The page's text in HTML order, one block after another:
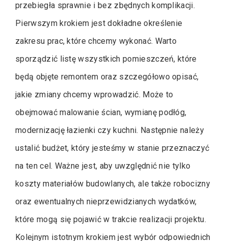
przebiegła sprawnie i bez zbędnych komplikacji.
Pierwszym krokiem jest dokładne określenie
zakresu prac, które chcemy wykonać. Warto
sporządzić listę wszystkich pomieszczeń, które
będą objęte remontem oraz szczegółowo opisać,
jakie zmiany chcemy wprowadzić. Może to
obejmować malowanie ścian, wymianę podłóg,
modernizację łazienki czy kuchni. Następnie należy
ustalić budżet, który jesteśmy w stanie przeznaczyć
na ten cel. Ważne jest, aby uwzględnić nie tylko
koszty materiałów budowlanych, ale także robocizny
oraz ewentualnych nieprzewidzianych wydatków,
które mogą się pojawić w trakcie realizacji projektu.
Kolejnym istotnym krokiem jest wybór odpowiednich